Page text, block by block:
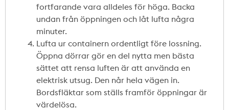
fortfarande vara alldeles för höga. Backa
undan från öppningen och låt lufta några
minuter.
Lufta ur containern ordentligt före lossning.
Öppna dörrar gör en del nytta men bästa
sättet att rensa luften är att använda en
elektrisk utsug. Den når hela vägen in.
Bordsfläktar som ställs framför öppningar är
värdelösa.